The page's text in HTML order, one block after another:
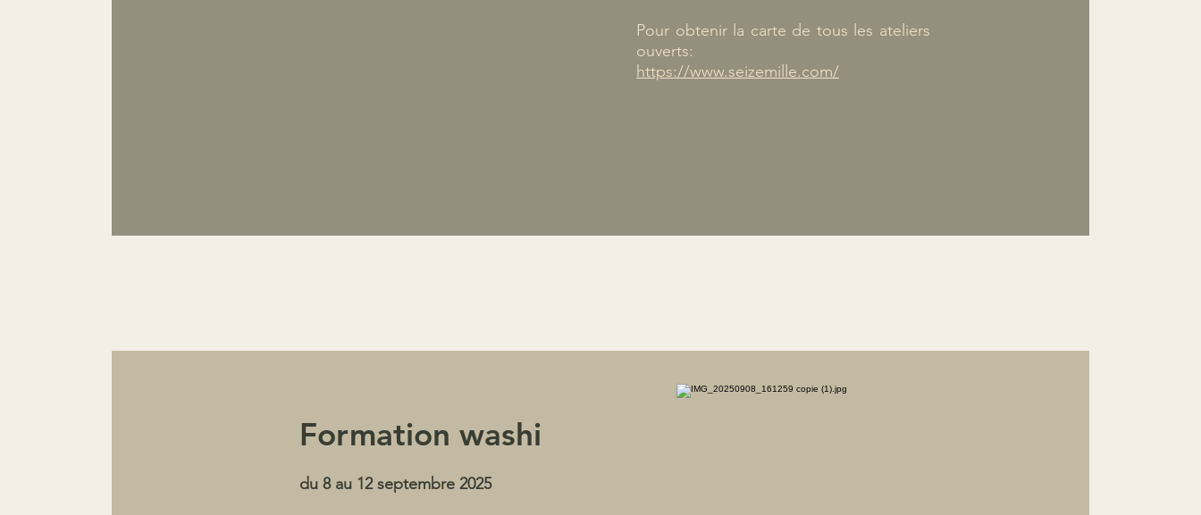
Pour obtenir la carte de tous les ateliers
ouverts:
https://www.seizemille.com/
Formation washi
du 8 au 12 septembre 2025